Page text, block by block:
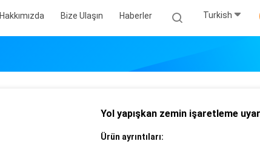
Hakkımızda Bize Ulaşın Haberler Turkish
Yol yapışkan zemin işaretleme
Ürün ayrıntıları: